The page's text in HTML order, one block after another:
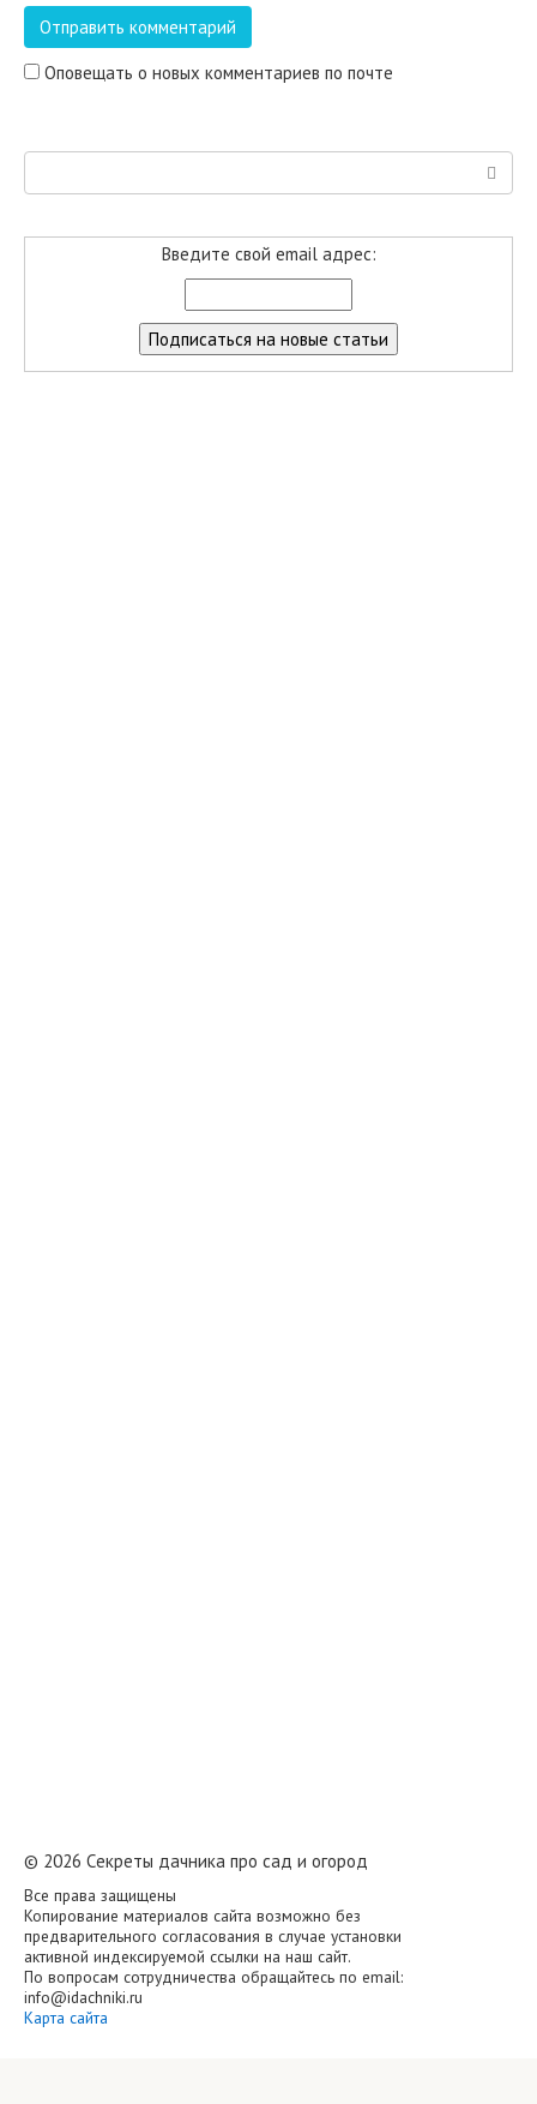
Оповещать о новых комментариев по почте
Введите свой email адрес:
© 2026 Cекреты дачника про сад и огород
Все права защищены
Копирование материалов сайта возможно без
предварительного согласования в случае установки
активной индексируемой ссылки на наш сайт.
По вопросам сотрудничества обращайтесь по email:
info@idachniki.ru
Карта сайта